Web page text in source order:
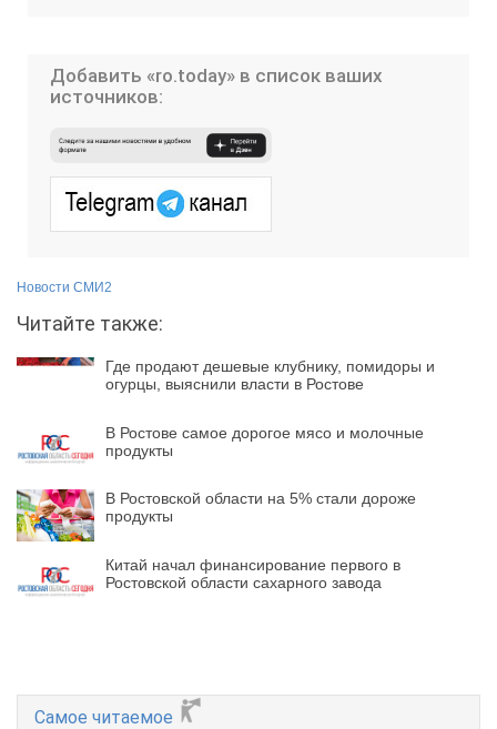
Добавить «ro.today» в список ваших
источников:
Новости СМИ2
Читайте также:
Где продают дешевые клубнику, помидоры и
огурцы, выяснили власти в Ростове
В Ростове самое дорогое мясо и молочные
продукты
В Ростовской области на 5% стали дороже
продукты
Китай начал финансирование первого в
Ростовской области сахарного завода
Самое читаемое